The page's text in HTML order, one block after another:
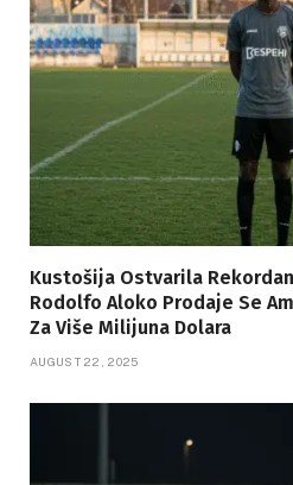
Kustošija Ostvarila
Rodolfo Aloko Prodaje Se
Za Više Milijuna Dolara
AUGUST 22, 2025